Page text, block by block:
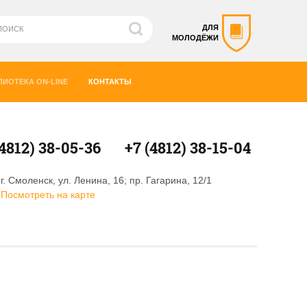
ДЛЯ
МОЛОДЁЖИ
ON-LINE КОНТАКТЫ
38-05-36 +7 (4812) 38-15-04
г. Смоленск, ул. Ленина, 16; пр. Гагарина, 12/1
Посмотреть на карте